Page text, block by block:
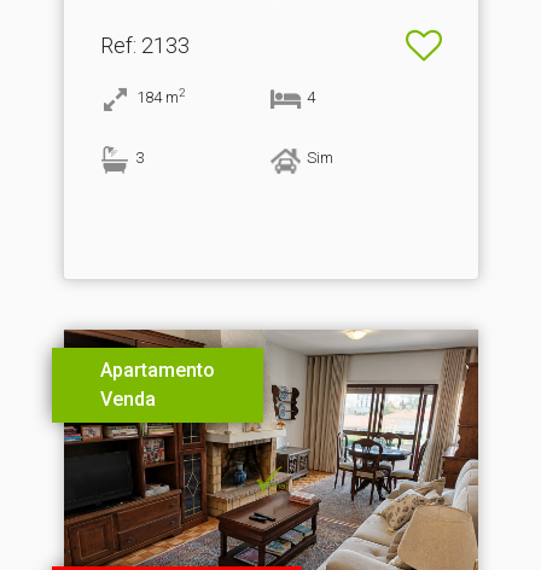
Ref: 2133
184 m2 4
3 Sim
Apartamento
Venda